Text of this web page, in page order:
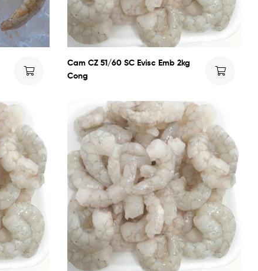
Cam CZ 51/60 SC Evisc Emb 2kg
Cong